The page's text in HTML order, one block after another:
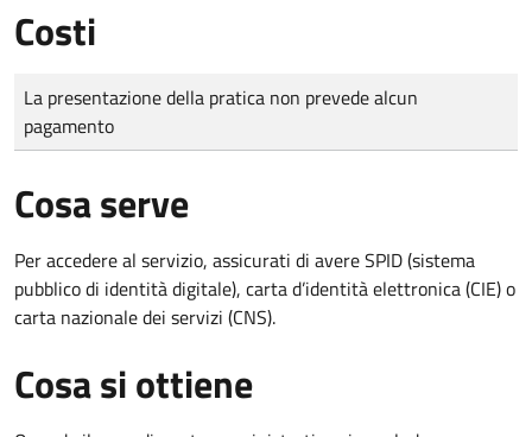
Costi
Tipo di pagamento
Importo
La presentazione della pratica non prevede alcun
pagamento
Cosa serve
Per accedere al servizio, assicurati di avere SPID (sistema
pubblico di identità digitale), carta d’identità elettronica (CIE) o
carta nazionale dei servizi (CNS).
Cosa si ottiene